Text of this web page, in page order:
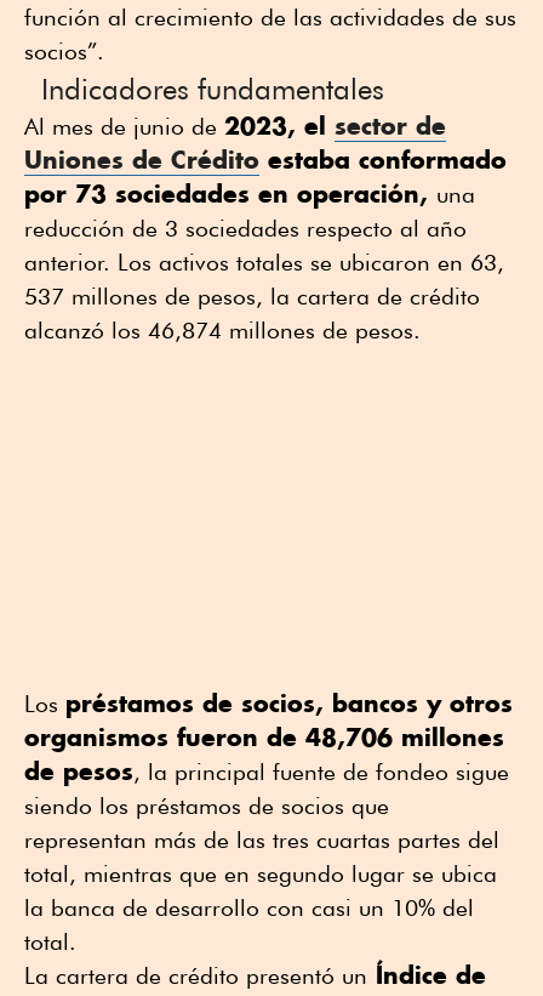
función al crecimiento de las actividades de sus
socios”.
Indicadores fundamentales
Al mes de junio de 2023, el sector de
Uniones de Crédito estaba conformado
por 73 sociedades en operación, una
reducción de 3 sociedades respecto al año
anterior. Los activos totales se ubicaron en 63,
537 millones de pesos, la cartera de crédito
alcanzó los 46,874 millones de pesos.
Los préstamos de socios, bancos y otros
organismos fueron de 48,706 millones
de pesos, la principal fuente de fondeo sigue
siendo los préstamos de socios que
representan más de las tres cuartas partes del
total, mientras que en segundo lugar se ubica
la banca de desarrollo con casi un 10% del
total.
La cartera de crédito presentó un Índice de